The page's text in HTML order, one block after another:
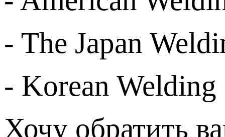
- The Japan
- Korean
Хочу обратить